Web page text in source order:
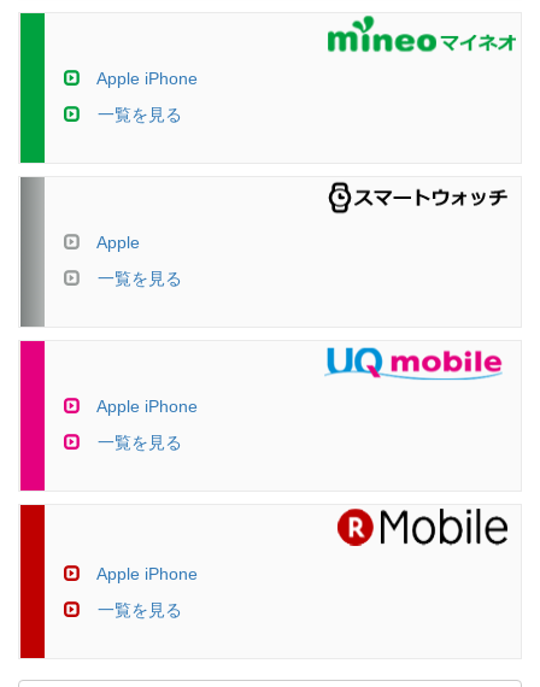
Apple iPhone
一覧を見る
Apple
一覧を見る
Apple iPhone
一覧を見る
Apple iPhone
一覧を見る